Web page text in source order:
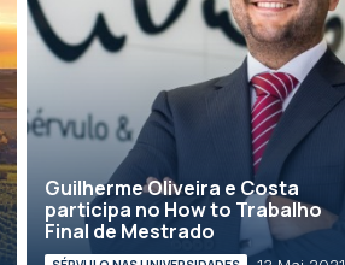
Guilherme Oliveira e Costa
participa no How to Trabalho
Final de Mestrado